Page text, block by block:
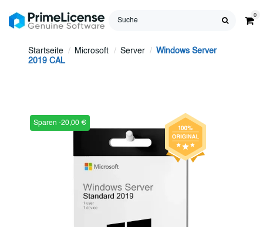
0
Startseite Microsoft Server
Windows Server
2019 CAL
Sparen -20,00 €